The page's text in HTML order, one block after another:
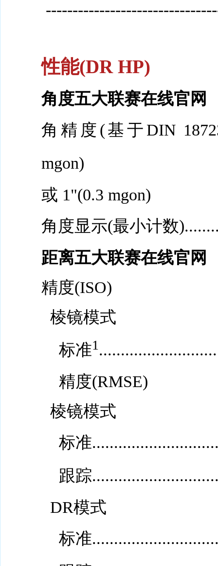
性能(DR HP)
角度五大联赛在线官网
角精度(基于DIN
mgon)
或 1"(0.3 mgon)
角度显示(最小计数
距离五大联赛在线官网
精度(ISO)
棱镜模式
标准1
精度(RMSE)
棱镜模式
标准
跟踪
DR模式
标准